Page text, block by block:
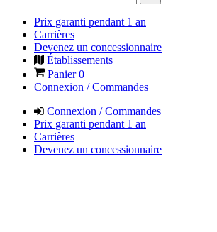
Prix garanti pendant 1 an
Carrières
Devenez un concessionnaire
Établissements
Panier0
Connexion / Commandes
Connexion / Commandes
Prix garanti pendant 1 an
Carrières
Devenez un concessionnaire